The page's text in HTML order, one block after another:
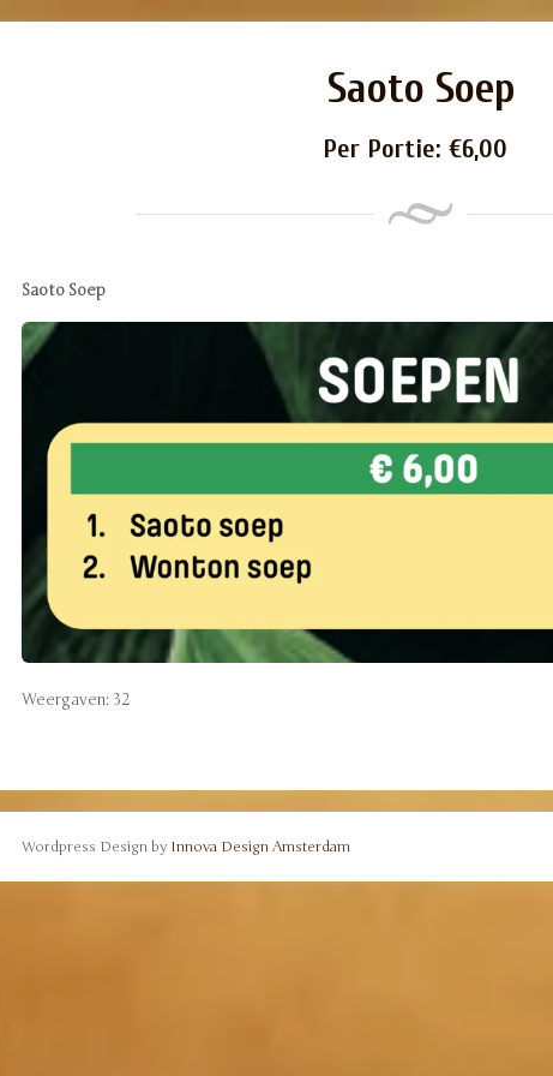
Saoto Soep
Per Portie:€6,00
Saoto Soep
Weergaven: 32
Wordpress Design by Innova Design Amsterdam